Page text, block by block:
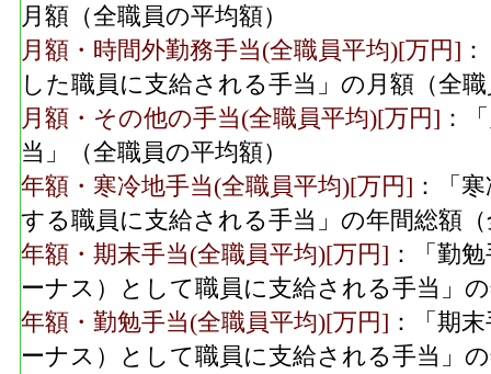
月額（全職員の平均額）
月額・時間外勤務手当(全職員平均)[万円]
した職員に支給される手当」の月額（全
月額・その他の手当(全職員平均)[万円] ：
当」（全職員の平均額）
年額・寒冷地手当(全職員平均)[万円] ：「
する職員に支給される手当」の年間総額
年額・期末手当(全職員平均)[万円] ：「勤
ーナス）として職員に支給される手当」
年額・勤勉手当(全職員平均)[万円] ：「期
ーナス）として職員に支給される手当」